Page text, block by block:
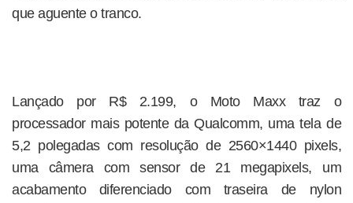
que aguente o tranco.
Lançado por R$ 2.199, o Moto Maxx traz o
processador mais potente da Qualcomm, uma tela de
5,2 polegadas com resolução de 2560×1440 pixels,
uma câmera com sensor de 21 megapixels, um
acabamento diferenciado com traseira de nylon